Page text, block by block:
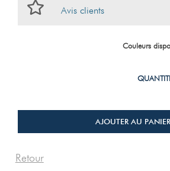
Avis clients
Couleurs
AJOUTER AU PANIER
Retour